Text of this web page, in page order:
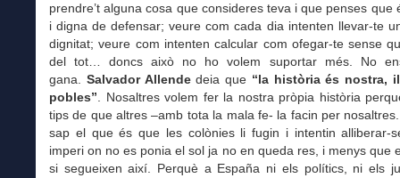
prendre’t alguna cosa que consideres teva i que penses que
i digna de defensar; veure com cada dia intenten llevar-te
dignitat; veure com intenten calcular com ofegar-te sense
del tot… doncs això no ho volem suportar més. No
gana. Salvador Allendedeia que “la història és nostra,
pobles”. Nosaltres volem fer la nostra pròpia història
tips de que altres –amb tota la mala fe- la facin per
sap el que és que les colònies li fugin i intentin alliberar-
imperi on no es ponia el sol ja no en queda res, i menys que
si segueixen així. Perquè a España ni els polítics, ni els